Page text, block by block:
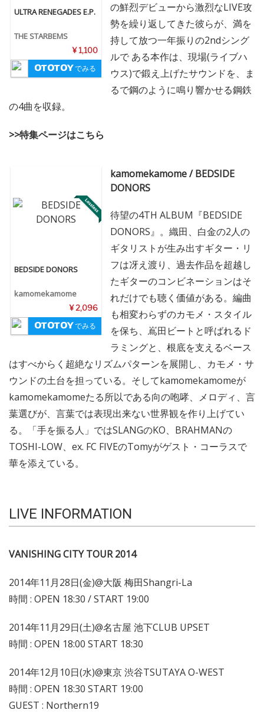
ULTRA RENEGADES E.P.
THE STARBEMS
¥ 1,100
でみる
の鮮烈デビューから激烈なLIVE攻
勢を繰り返してきた彼らが、満を
持して放つ一年振りの2ndシング
ルで ある本作は、現場(ライブハ
ウス)で鍛え上げたサウンドを、ま
るで鋼のように鳴り響かせる鋼鉄
の4曲を収録。
>>特集ページはこちら
BEDSIDE DONORS
kamomekamome
¥ 2,096
でみる
kamomekamome / BEDSIDE
DONORS
待望の4TH ALBUM『BEDSIDE
DONORS』。織田、白金の2人の
ギタリストが生み出すギター・リ
フは冴え渡り、過去作品を超越し
たギターのコンビネーションはそ
れだけでも聴く価値がある。編曲
も相変わらずのカモメ・スタイル
を保ち、嶌田ビートと呼ばれるド
ラミングと、根底を支えるベース
はすべからく超絶なリズムパターンを展開し、カモメ・サ
ウンドの土台を担っている。そしてkamomekamomeが
kamomekamomeたる所以である向の咆哮、メロディ、言
葉選びが、言葉では表現出来ない世界観を作り上げてい
る。「手を振る人」ではSLANGのKO、BRAHMANの
TOSHI-LOW、ex. FC FIVEのTomyがゲスト・コーラスで
華を添えている。
LIVE INFORMATION
VANISHING CITY TOUR 2014
2014年11月28日(金)@大阪 梅田Shangri-La
時間 : OPEN 18:30 / START 19:00
2014年11月29日(土)@名古屋 池下CLUB UPSET
時間 : OPEN 18:00 START 18:30
2014年12月10日(水)@東京 渋谷TSUTAYA O-WEST
時間 : OPEN 18:30 START 19:00
GUEST : Northern19